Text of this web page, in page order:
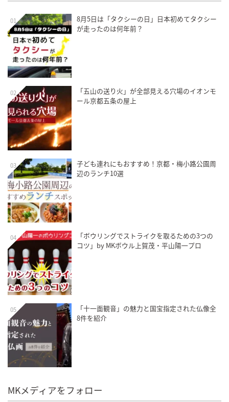
01
8月5日は「タクシーの日」日本初めてタクシー
が走ったのは何年前？
02
「五山の送り火」が全部見える穴場のイオンモ
ール京都五条の屋上
03
子ども連れにもおすすめ！京都・梅小路公園周
辺のランチ10選
04
「ボウリングでストライクを取るための3つの
コツ」by MKボウル上賀茂・平山陽一プロ
05
「十一面観音」の魅力と国宝指定された仏像全
8件を紹介
MKメディアをフォロー